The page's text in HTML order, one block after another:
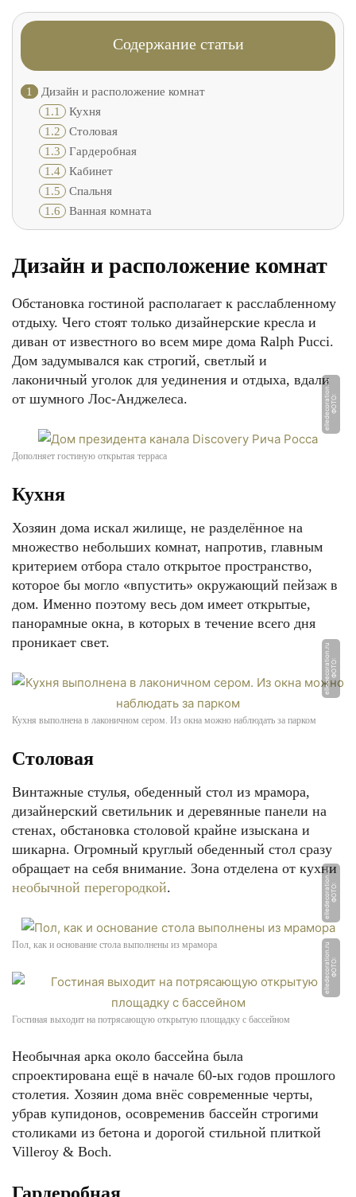
Содержание статьи
1
Дизайн и расположение комнат
1.1 Кухня
1.2 Столовая
1.3 Гардеробная
1.4 Кабинет
1.5 Спальня
1.6 Ванная комната
Дизайн и расположение комнат
Обстановка гостиной располагает к расслабленному
отдыху. Чего стоят только дизайнерские кресла и
диван от известного во всем мире дома Ralph Pucci.
Дом задумывался как строгий, светлый и
лаконичный уголок для уединения и отдыха, вдали
от шумного Лос-Анджелеса.
Ф
О
Т
О:
ell
e
d
e
c
o
r
a
ti
o
n.
r
u
Дополняет гостиную открытая терраса
Кухня
Хозяин дома искал жилище, не разделённое на
множество небольших комнат, напротив, главным
критерием отбора стало открытое пространство,
которое бы могло «впустить» окружающий пейзаж в
дом. Именно поэтому весь дом имеет открытые,
панорамные окна, в которых в течение всего дня
проникает свет.
Ф
О
Т
О:
ell
e
d
e
c
o
r
a
ti
o
n.
r
u
Кухня выполнена в лаконичном сером. Из окна можно наблюдать за парком
Столовая
Винтажные стулья, обеденный стол из мрамора,
дизайнерский светильник и деревянные панели на
стенах, обстановка столовой крайне изыскана и
шикарна. Огромный круглый обеденный стол сразу
обращает на себя внимание. Зона отделена от кухни
необычной перегородкой. Ф
О
Т
О:
ell
e
d
e
c
o
r
a
ti
o
n.
r
u
Пол, как и основание стола выполнены из мрамора
Ф
О
Т
О:
ell
e
d
e
c
o
r
a
ti
o
n.
r
u
Гостиная выходит на потрясающую открытую площадку с бассейном
Необычная арка около бассейна была
спроектирована ещё в начале 60-ых годов прошлого
столетия. Хозяин дома внёс современные черты,
убрав купидонов, осовременив бассейн строгими
столиками из бетона и дорогой стильной плиткой
Villeroy & Boch.